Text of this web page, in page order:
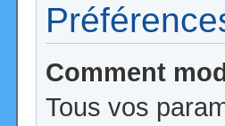
Comment
Tous vos